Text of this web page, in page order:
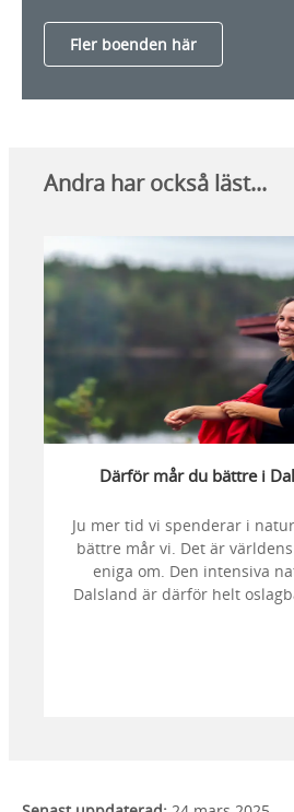
Fler boenden här
Andra har också läst...
Därför mår du bättre i
Ju mer tid vi spenderar i
bättre mår vi. Det är
eniga om. Den intensiva
Dalsland är därför helt